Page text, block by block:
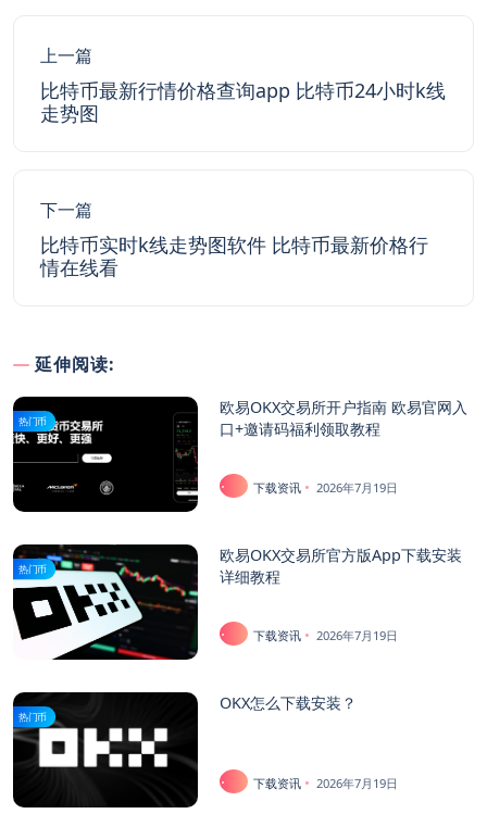
上一篇
比特币最新行情价格查询app 比特币24小时k线
走势图
下一篇
比特币实时k线走势图软件 比特币最新价格行
情在线看
延伸阅读:
热门币
欧易OKX交易所开户指南 欧易官网入
口+邀请码福利领取教程
下载资讯 2026年7月19日
热门币
欧易OKX交易所官方版App下载安装
详细教程
下载资讯 2026年7月19日
热门币
OKX怎么下载安装？
下载资讯 2026年7月19日